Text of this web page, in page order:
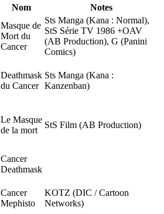
Nom Notes
Masque de
Mort du
Cancer
Sts Manga (Kana : Normal),
StS Série TV 1986 +OAV
(AB Production), G (Panini
Comics)
Deathmask
du Cancer
Sts Manga (Kana :
Kanzenban)
Le Masque
de la mort
StS Film (AB Production)
Cancer
Deathmask
Cancer
Mephisto
KOTZ (DIC / Cartoon
Networks)